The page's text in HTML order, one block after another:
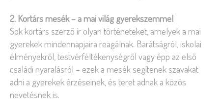
2. Kortárs mesék – a mai világ gyerekszemmel
Sok kortárs szerző ír olyan történeteket, amelyek a mai
gyerekek mindennapjaira reagálnak. Barátságról, iskolai
élményekről, testvérféltékenységről vagy épp az első
családi nyaralásról – ezek a mesék segítenek szavakat
adni a gyerekek érzéseinek, és teret adnak a közös
nevetésnek is.